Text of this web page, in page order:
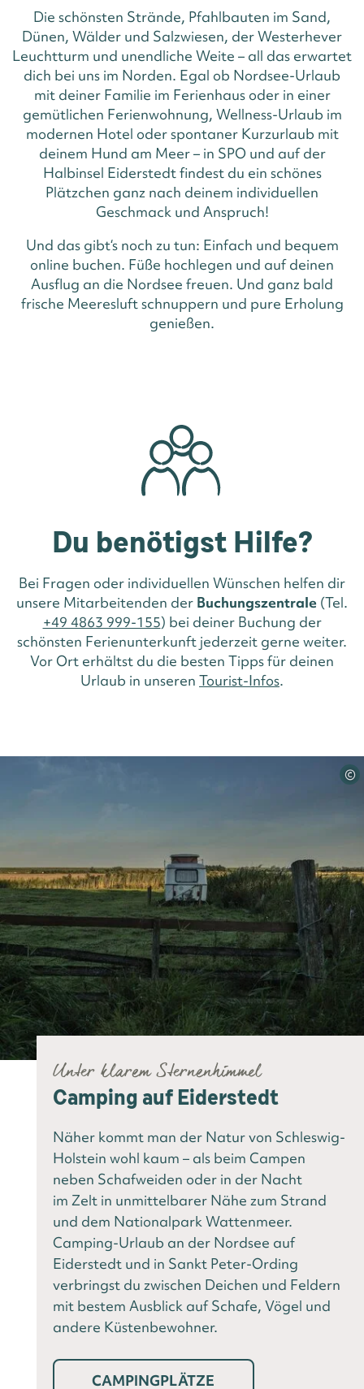
Die schönsten Strände, Pfahlbauten im Sand,
Dünen, Wälder und Salzwiesen, der Westerhever
Leuchtturm und unendliche Weite – all das erwartet
dich bei uns im Norden. Egal ob Nordsee-Urlaub
mit deiner Familie im Ferienhaus oder in einer
gemütlichen Ferienwohnung, Wellness-Urlaub im
modernen Hotel oder spontaner Kurzurlaub mit
deinem Hund am Meer – in SPO und auf der
Halbinsel Eiderstedt findest du ein schönes
Plätzchen ganz nach deinem individuellen
Geschmack und Anspruch!
Und das gibt‘s noch zu tun: Einfach und bequem
online buchen. Füße hochlegen und auf deinen
Ausflug an die Nordsee freuen. Und ganz bald
frische Meeresluft schnuppern und pure Erholung
genießen.
Du benötigst Hilfe?
Bei Fragen oder individuellen Wünschen helfen dir
unsere Mitarbeitenden der Buchungszentrale (Tel.
+49 4863 999-155) bei deiner Buchung der
schönsten Ferienunterkunft jederzeit gerne weiter.
Vor Ort erhältst du die besten Tipps für deinen
Urlaub in unseren Tourist-Infos.
©
Unter klarem Sternenhimmel
Camping auf Eiderstedt
Näher kommt man der Natur von Schleswig-
Holstein wohl kaum – als beim Campen
neben Schafweiden oder in der Nacht
im Zelt in unmittelbarer Nähe zum Strand
und dem Nationalpark Wattenmeer.
Camping-Urlaub an der Nordsee auf
Eiderstedt und in Sankt Peter-Ording
verbringst du zwischen Deichen und Feldern
mit bestem Ausblick auf Schafe, Vögel und
andere Küstenbewohner.
CAMPINGPLÄTZE